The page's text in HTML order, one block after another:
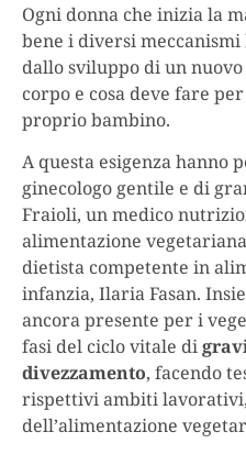
Ogni donna che inizia la
bene i diversi
dallo sviluppo di un
corpo e cosa deve fare
proprio bambino.
A questa esigenza hanno
ginecologo gentile e di
Fraioli, un medico
alimentazione
dietista competente in
infanzia, Ilaria Fasan.
ancora presente per i
fasi del ciclo vitale di
divezzamento, facendo
rispettivi ambiti
dell’alimentazione